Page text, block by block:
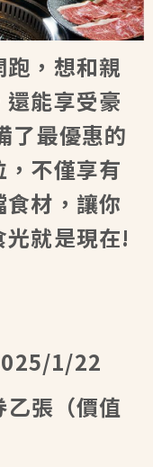
，想和親
能享受豪
了最優惠的
不僅享有
材，讓你
就是現在!
1/22
張 （價值